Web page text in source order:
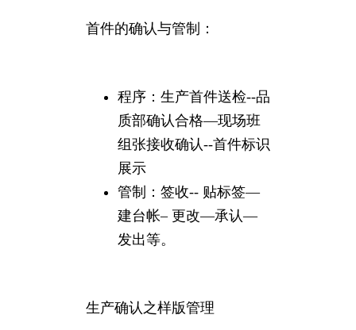
首件的确认与管制：
程序：生产首件送检--品
质部确认合格—现场班
组张接收确认--首件标识
展示
管制：签收-- 贴标签—
建台帐– 更改—承认—
发出等。
生产确认之样版管理